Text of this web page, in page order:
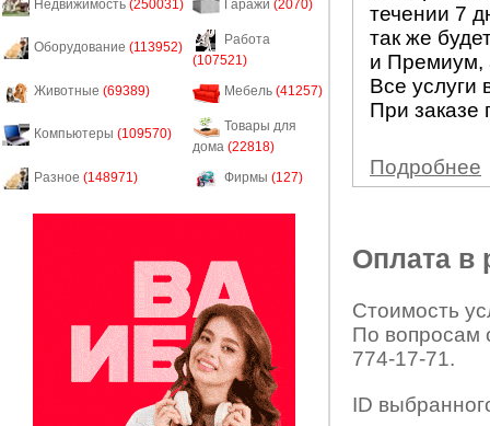
Недвижимость (250031) Гаражи (2070)
Оборудование (113952)
Работа
(107521)
Животные (69389) Мебель (41257)
Компьютеры (109570)
Товары для
дома (22818)
Разное (148971) Фирмы (127)
течении 7
так же
и Премиум,
Все услуги
При заказе
Подробнее
Оплата в
Стоимость
По вопросам
774-17-71.
ID